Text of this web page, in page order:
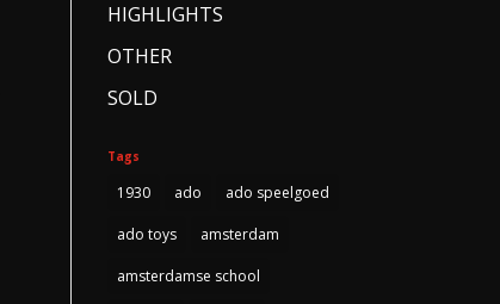
HIGHLIGHTS
OTHER
SOLD
Tags
1930 ado ado speelgoed
ado toys amsterdam
amsterdamse school